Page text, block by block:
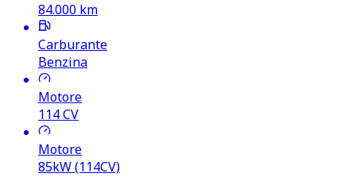
84.000 km
Carburante
Benzina
Motore
114CV
Motore
85kW (114CV)